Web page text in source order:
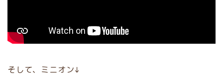
そして、ミニオン↓